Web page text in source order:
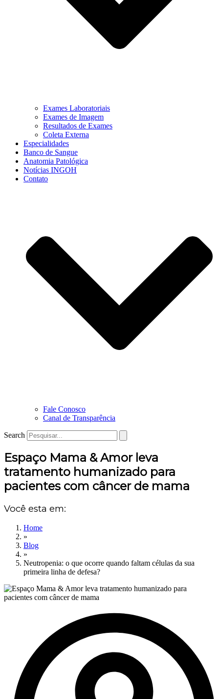
Exames Laboratoriais
Exames de Imagem
Resultados de Exames
Coleta Externa
Especialidades
Banco de Sangue
Anatomia Patológica
Notícias INGOH
Contato
Fale Conosco
Canal de Transparência
Search
Espaço Mama & Amor leva
tratamento humanizado para
pacientes com câncer de mama
Você esta em:
Home
»
Blog
»
Neutropenia: o que ocorre quando faltam células da sua
primeira linha de defesa?